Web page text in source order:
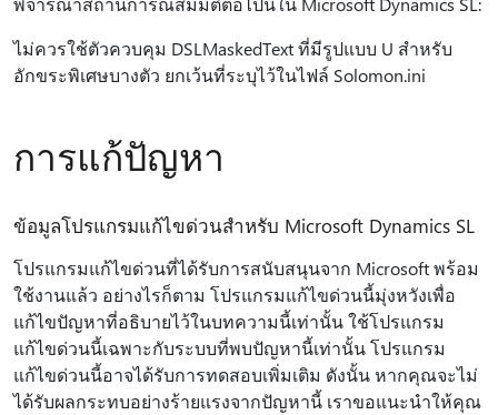
ไม่ควรใช้ตัวควบคุม DSLMaskedText ที่มีรูปแบบ U สําหรับ
อักขระพิเศษบางตัว ยกเว้นที่ระบุไว้ในไฟล์ Solomon.ini
การแก้ปัญหา
ข้อมูลโปรแกรมแก้ไขด่วนสําหรับ Microsoft Dynamics SL
โปรแกรมแก้ไขด่วนที่ได้รับการสนับสนุนจาก Microsoft พร้อม
ใช้งานแล้ว อย่างไรก็ตาม โปรแกรมแก้ไขด่วนนี้มุ่งหวังเพื่อ
แก้ไขปัญหาที่อธิบายไว้ในบทความนี้เท่านั้น ใช้โปรแกรม
แก้ไขด่วนนี้เฉพาะกับระบบที่พบปัญหานี้เท่านั้น โปรแกรม
แก้ไขด่วนนี้อาจได้รับการทดสอบเพิ่มเติม ดังนั้น หากคุณจะไม่
ได้รับผลกระทบอย่างร้ายแรงจากปัญหานี้ เราขอแนะนําให้คุณ